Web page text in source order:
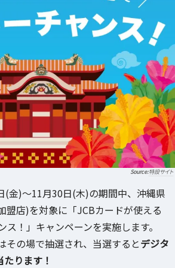
特設サイト
(金)～11月30日(木)の期間中、沖縄県
盟店)を対象に「JCBカードが使える
！」キャンペーンを実施します。
その場で抽選され、当選するとデジタ
ります！